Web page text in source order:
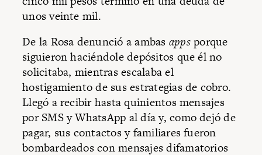
unos veinte mil.
De la Rosa denunció a ambas appsporque
siguieron haciéndole depósitos que él no
solicitaba, mientras escalaba el
hostigamiento de sus estrategias de cobro.
Llegó a recibir hasta quinientos mensajes
por SMS y WhatsApp al día y, como dejó de
pagar, sus contactos y familiares fueron
bombardeados con mensajes difamatorios